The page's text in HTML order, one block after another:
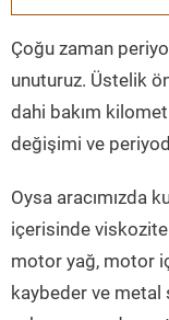
Çoğu zaman
unuturuz. Üstelik
dahi bakım
değişimi ve
Oysa aracımızda
içerisinde
motor yağ, motor
kaybeder ve metal